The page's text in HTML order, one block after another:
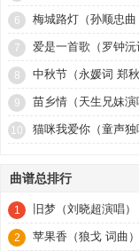
6 梅城路灯（孙顺忠曲
7 爱是一首歌（罗钟沅
8 中秋节（永媛词 郑秋
9 苗乡情（天生兄妹演
10 猫咪我爱你（童声独
曲谱总排行
1 旧梦（刘晓超演唱）
2 苹果香（狼戈 词曲）